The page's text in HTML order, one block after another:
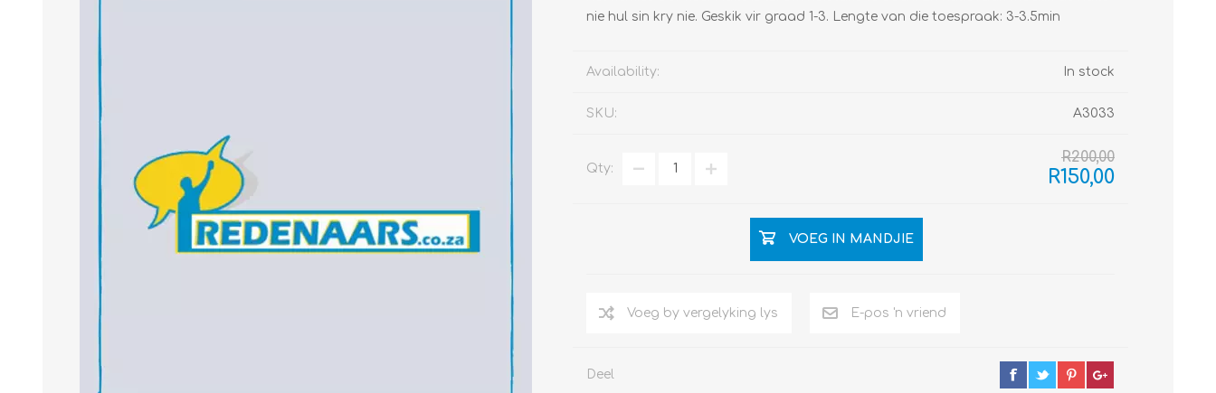
nie hul sin kry nie. Geskik vir graad 1-3. Lengte van die toespraak: 3-3.5min
Availability: In stock
SKU: A3033
R200,00
R150,00
Qty:
VOEG IN MANDJIE
Deel